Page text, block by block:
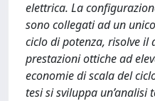
elettrica. La
sono collegati ad un
ciclo di potenza, risolve il
prestazioni ottiche ad
economie di scala del
tesi si sviluppa